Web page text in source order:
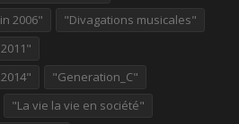
2006"
"Divagations musicales"
"Generation_C"
"La vie la vie en société"